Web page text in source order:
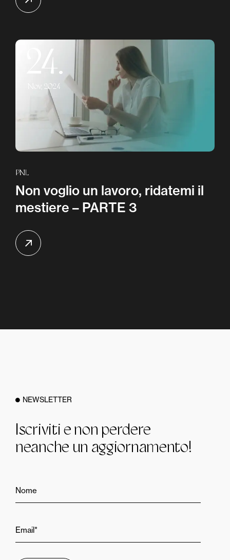
24.
Nov, 2024
PNL
Non voglio un lavoro, ridatemi il
mestiere – PARTE 3
NEWSLETTER
Iscriviti e non perdere
neanche un aggiornamento!